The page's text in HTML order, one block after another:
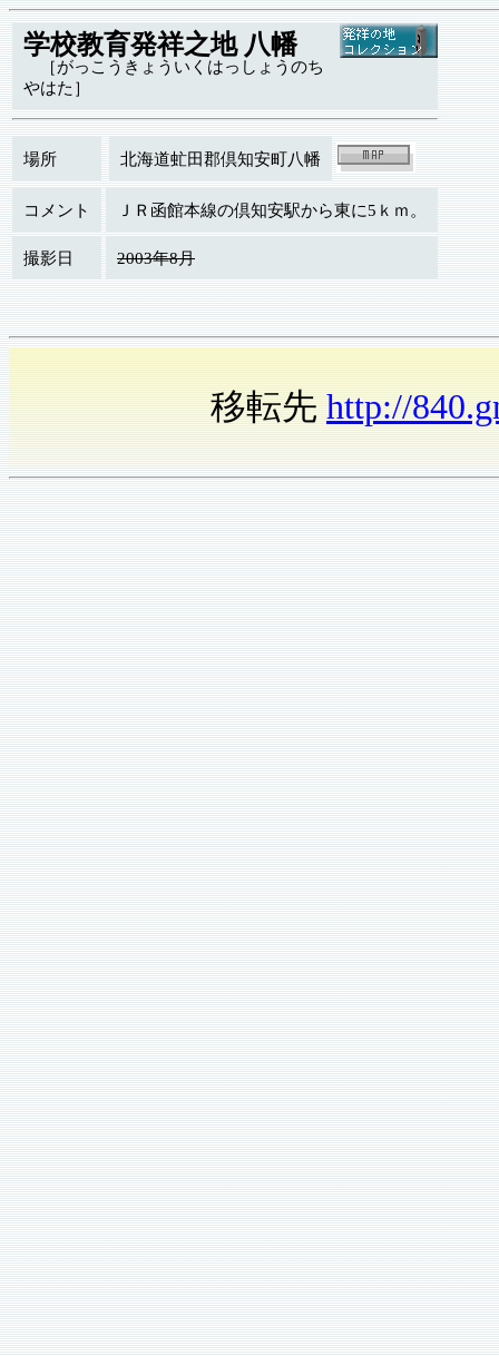
学校教育発祥之地 八幡
［がっこうきょういくはっしょうのち
やはた］
場所 北海道虻田郡倶知安町八幡
コメント ＪＲ函館本線の倶知安駅から東に5ｋｍ。
撮影日 2003年8月
移転先 http://